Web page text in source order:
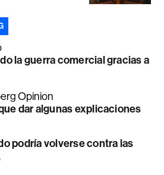
la guerra comercial gracias a
Opinion
dar algunas explicaciones
podría volverse contra las